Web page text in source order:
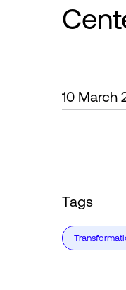
10 March
Tags